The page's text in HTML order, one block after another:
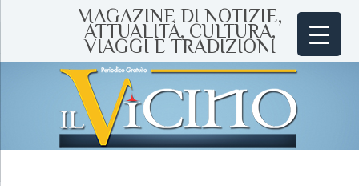
MAGAZINE DI NOTIZIE,
ATTUALITÀ, CULTURA,
VIAGGI E TRADIZIONI